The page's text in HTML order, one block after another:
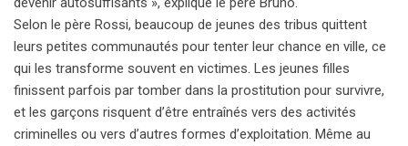
Selon le père Rossi, beaucoup de jeunes des tribus quittent
leurs petites communautés pour tenter leur chance en ville, ce
qui les transforme souvent en victimes. Les jeunes filles
finissent parfois par tomber dans la prostitution pour survivre,
et les garçons risquent d’être entraînés vers des activités
criminelles ou vers d’autres formes d’exploitation. Même au